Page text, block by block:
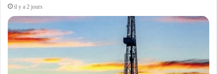
il y a 2 jours